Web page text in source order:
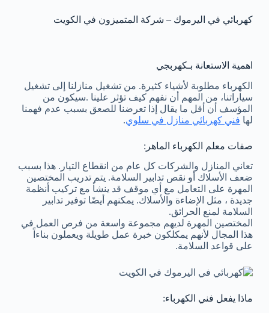
كهربائي في اليرموك – شركة المتميزون في الكويت
اهمية الاستعانة بـكهربجي
الكهرباء مطلوبة لأشياء كثيرة. من تشغيل منازلنا إلى تشغيل
سياراتنا، من المهم أن نفهم كيف تؤثر علينا .سيكون من
المؤسف أن أقل ما يقال إذا تعرضنا للصعق بسبب عدم فهمنا
لها فني كهربائي منازل في سلوي.
صفات معلم الكهرباء الماهر:
تعاني المنازل والشركات كل عام من انقطاع التيار. هذا بسبب
ضعف الأسلاك أو نقص تدابير السلامة. يتم تدريب المختصين
المهرة على التعامل مع أي موقف قد ينشأ مع تركيب أنظمة
جديدة ، مثل الإضاءة والأسلاك. يمكنهم أيضًا توفير تدابير
السلامة لمنع الحرائق.
المختصين المهرة لديهم مجموعة واسعة من فرص العمل في
هذا المجال لأنهم يمكلكون خبرة عمل طويلة ويعملون بناءاً
على قواعد السلامة.
ماذا يفعل فني الكهرباء: